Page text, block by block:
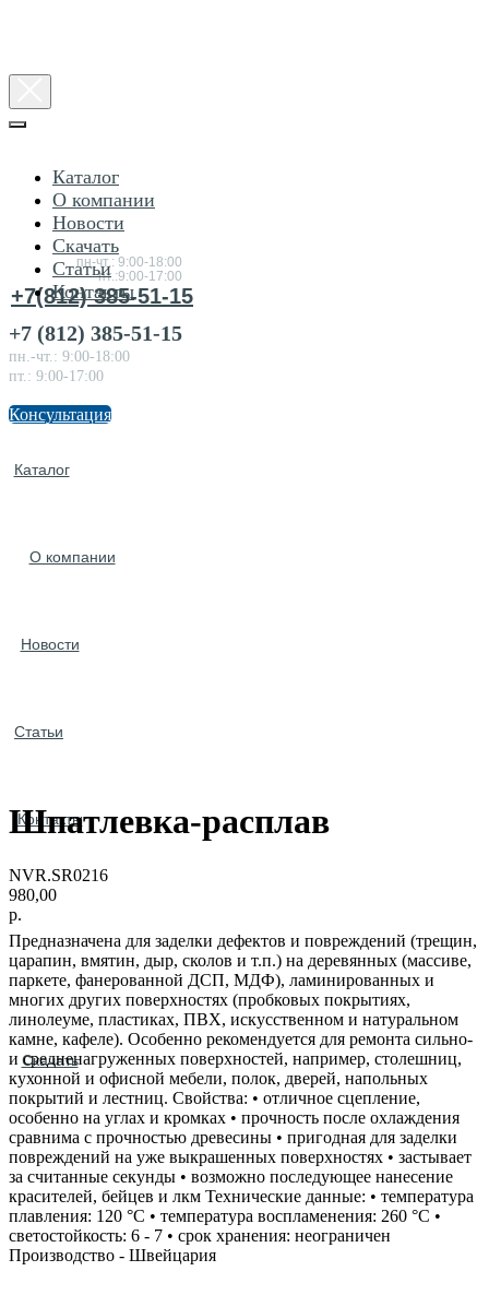
Консультация
по товарам
пн-чт.: 9:00-18:00
пт.:9:00-17:00
+7(812) 385-51-15
Каталог
О компании
Новости
Статьи
Контакты
Скачать
Каталог
О компании
Новости
Скачать
Статьи
Контакты
+7 (812) 385-51-15
пн.-чт.: 9:00-18:00
пт.: 9:00-17:00
Консультация
Шпатлевка-расплав
NVR.SR0216
980,00
р.
Предназначена для заделки дефектов и повреждений (трещин,
царапин, вмятин, дыр, сколов и т.п.) на деревянных (массиве,
паркете, фанерованной ДСП, МДФ), ламинированных и
многих других поверхностях (пробковых покрытиях,
линолеуме, пластиках, ПВХ, искусственном и натуральном
камне, кафеле). Особенно рекомендуется для ремонта сильно‐
и средненагруженных поверхностей, например, столешниц,
кухонной и офисной мебели, полок, дверей, напольных
покрытий и лестниц. Свойства: • отличное сцепление,
особенно на углах и кромках • прочность после охлаждения
сравнима с прочностью древесины • пригодная для заделки
повреждений на уже выкрашенных поверхностях • застывает
за считанные секунды • возможно последующее нанесение
красителей, бейцев и лкм Технические данные: • температура
плавления: 120 °С • температура воспламенения: 260 °С •
светостойкость: 6 - 7 • срок хранения: неограничен
Производство - Швейцария